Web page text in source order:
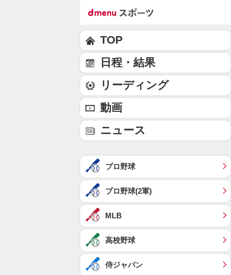
TOP
日程・結果
リーディング
動画
ニュース
プロ野球
プロ野球(2軍)
MLB
高校野球
侍ジャパン